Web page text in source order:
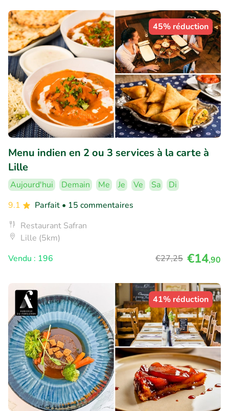
45% réduction
Menu indien en 2 ou 3 services à la carte à
Lille
Aujourd'hui Demain Me Je Ve Sa
Di
9.1
Parfait • 15 commentaires
Restaurant Safran
Lille (5km)
Vendu : 196
€27,25 €14,90
41% réduction